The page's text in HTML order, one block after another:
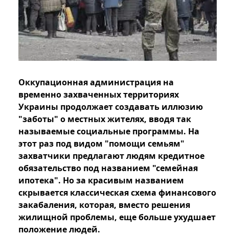
Оккупационная администрация на
временно захваченных территориях
Украины продолжает создавать иллюзию
"заботы" о местных жителях, вводя так
называемые социальные программы. На
этот раз под видом "помощи семьям"
захватчики предлагают людям кредитное
обязательство под названием "семейная
ипотека". Но за красивым названием
скрывается классическая схема финансового
закабаления, которая, вместо решения
жилищной проблемы, еще больше ухудшает
положение людей.